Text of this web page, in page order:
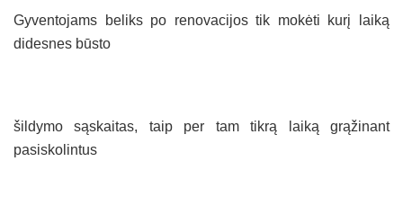
Gyventojams beliks po renovacijos tik mokėti kurį laiką
didesnes būsto
šildymo sąskaitas, taip per tam tikrą laiką grąžinant
pasiskolintus